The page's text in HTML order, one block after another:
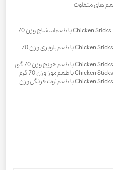
تشویقی سگ جرهای مدل Chicken Sticks با طعم اسفناج وزن 70
تشویقی سگ جرهای مدل Chicken Sticks با طعم بلوبری وزن 70
تشویقی سگ جرهای مدل Chicken Sticks با طعم توت فرنگی وزن